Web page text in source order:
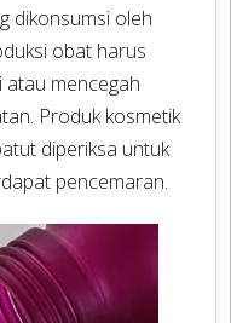
dikonsumsi oleh
obat harus
atau mencegah
Produk kosmetik
diperiksa untuk
pencemaran.